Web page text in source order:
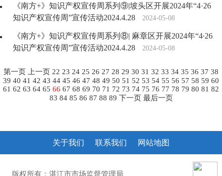
《南方+》知识产权宣传周系列⑨|坡头区开展2024年“4·26
知识产权宣传周”宣传活动2024.4.28
2024-05-08
《南方+》知识产权宣传周系列⑧| 麻章区开展2024年“4∙26
知识产权宣传周”宣传活动2024.4.28
2024-05-08
第一页 上一页 22 23 24 25 26 27 28 29 30 31 32 33 34 35 36 37 38
39 40 41 42 43 44 45 46 47 48 49 50 51 52 53 54 55 56 57 58 59 60
61 62 63 64 65 66 67 68 69 70 71 72 73 74 75 76 77 78 79 80 81 82
83 84 85 86 87 88 89 下一页 最后一页
关于我们 联系我们 网站地图
版权所有：湛江市市场监督管理局